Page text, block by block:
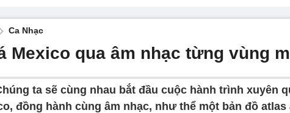
Ca Nhạc
Mexico qua âm nhạc từng vùng
ta sẽ cùng nhau bắt đầu cuộc hành trình xuyên
đồng hành cùng âm nhạc, như thể một bản đồ atlas